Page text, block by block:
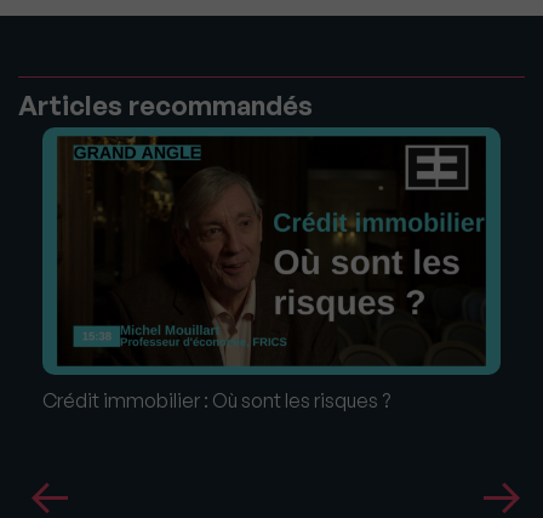
Articles recommandés
Crédit immobilier : Où sont les risques ?